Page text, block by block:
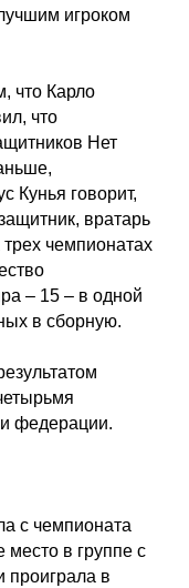
игроком
что Карло
что
Нет
Кунья говорит,
вратарь
чемпионатах
– 15 – в одной
в сборную.
федерации.
с чемпионата
место в группе с
проиграла в